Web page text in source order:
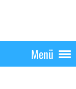
Menü